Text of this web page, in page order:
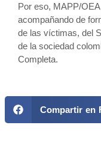
Por eso, MAPP/
acompañando de
de las víctimas, del
de la sociedad
Completa.
Compartir en